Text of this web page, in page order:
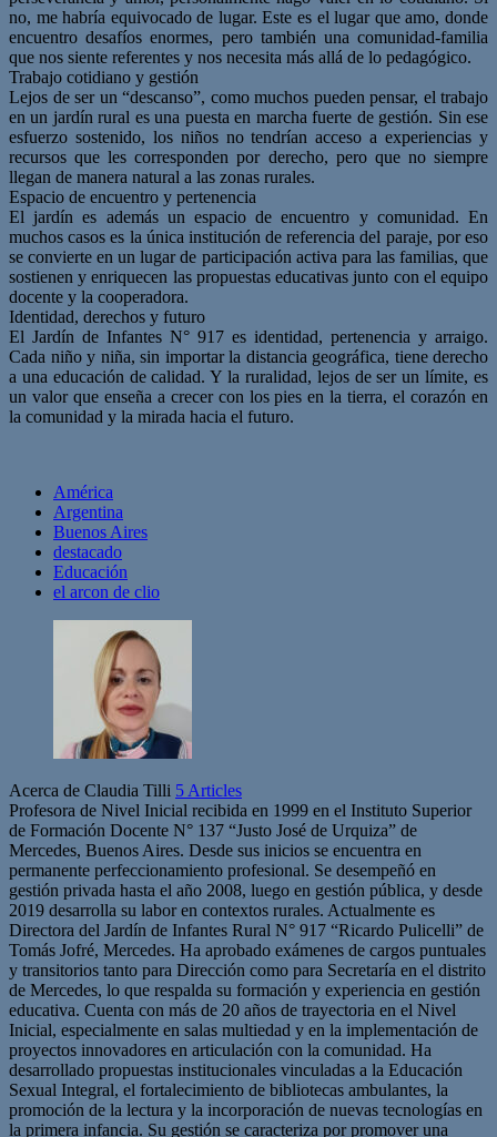
no, me habría equivocado de lugar. Este es el lugar que amo, donde
encuentro desafíos enormes, pero también una comunidad-familia
que nos siente referentes y nos necesita más allá de lo pedagógico.
Trabajo cotidiano y gestión
Lejos de ser un “descanso”, como muchos pueden pensar, el trabajo
en un jardín rural es una puesta en marcha fuerte de gestión. Sin ese
esfuerzo sostenido, los niños no tendrían acceso a experiencias y
recursos que les corresponden por derecho, pero que no siempre
llegan de manera natural a las zonas rurales.
Espacio de encuentro y pertenencia
El jardín es además un espacio de encuentro y comunidad. En
muchos casos es la única institución de referencia del paraje, por eso
se convierte en un lugar de participación activa para las familias, que
sostienen y enriquecen las propuestas educativas junto con el equipo
docente y la cooperadora.
Identidad, derechos y futuro
El Jardín de Infantes N° 917 es identidad, pertenencia y arraigo.
Cada niño y niña, sin importar la distancia geográfica, tiene derecho
a una educación de calidad. Y la ruralidad, lejos de ser un límite, es
un valor que enseña a crecer con los pies en la tierra, el corazón en
la comunidad y la mirada hacia el futuro.
América
Argentina
Buenos Aires
destacado
Educación
el arcon de clio
Acerca de Claudia Tilli 5 Articles
Profesora de Nivel Inicial recibida en 1999 en el Instituto Superior
de Formación Docente N° 137 “Justo José de Urquiza” de
Mercedes, Buenos Aires. Desde sus inicios se encuentra en
permanente perfeccionamiento profesional. Se desempeñó en
gestión privada hasta el año 2008, luego en gestión pública, y desde
2019 desarrolla su labor en contextos rurales. Actualmente es
Directora del Jardín de Infantes Rural N° 917 “Ricardo Pulicelli” de
Tomás Jofré, Mercedes. Ha aprobado exámenes de cargos puntuales
y transitorios tanto para Dirección como para Secretaría en el distrito
de Mercedes, lo que respalda su formación y experiencia en gestión
educativa. Cuenta con más de 20 años de trayectoria en el Nivel
Inicial, especialmente en salas multiedad y en la implementación de
proyectos innovadores en articulación con la comunidad. Ha
desarrollado propuestas institucionales vinculadas a la Educación
Sexual Integral, el fortalecimiento de bibliotecas ambulantes, la
promoción de la lectura y la incorporación de nuevas tecnologías en
la primera infancia. Su gestión se caracteriza por promover una